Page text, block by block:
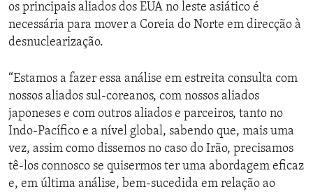
os principais aliados dos EUA no leste asiático é
necessária para mover a Coreia do Norte em direcção à
desnuclearização.
“Estamos a fazer essa análise em estreita consulta com
nossos aliados sul-coreanos, com nossos aliados
japoneses e com outros aliados e parceiros, tanto no
Indo-Pacífico e a nível global, sabendo que, mais uma
vez, assim como dissemos no caso do Irão, precisamos
tê-los connosco se quisermos ter uma abordagem eficaz
e, em última análise, bem-sucedida em relação ao